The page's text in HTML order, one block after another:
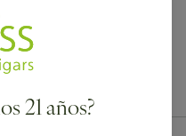
21 años?